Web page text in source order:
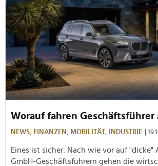
Worauf fahren Geschäftsführer
NEWS, FINANZEN, MOBILITÄT, INDUSTRIE |
Eines ist sicher: Nach wie vor auf "dicke"
GmbH-Geschäftsführern gehen die